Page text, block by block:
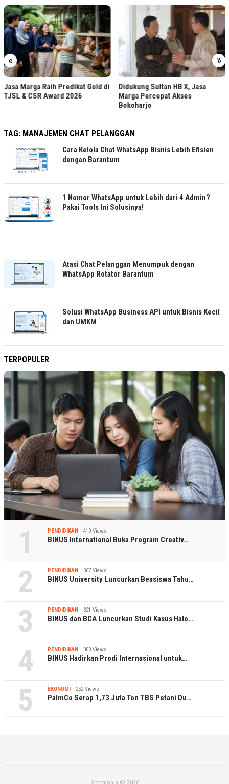
« »
Jasa Marga Raih Predikat Gold di
TJSL & CSR Award 2026
Didukung Sultan HB X, Jasa
Marga Percepat Akses
Bokoharjo
TAG: MANAJEMEN CHAT PELANGGAN
Cara Kelola Chat WhatsApp Bisnis Lebih Efisien
dengan Barantum
1 Nomor WhatsApp untuk Lebih dari 4 Admin?
Pakai Tools Ini Solusinya!
Atasi Chat Pelanggan Menumpuk dengan
WhatsApp Rotator Barantum
Solusi WhatsApp Business API untuk Bisnis Kecil
dan UMKM
TERPOPULER
1 PENDIDIKAN 419 Views
BINUS International Buka Program Creativ…
2 PENDIDIKAN 367 Views
BINUS University Luncurkan Beasiswa Tahu…
3 PENDIDIKAN 321 Views
BINUS dan BCA Luncurkan Studi Kasus Halo…
4 PENDIDIKAN 300 Views
BINUS Hadirkan Prodi Internasional untuk…
5 EKONOMI 252 Views
PalmCo Serap 1,73 Juta Ton TBS Petani Du…